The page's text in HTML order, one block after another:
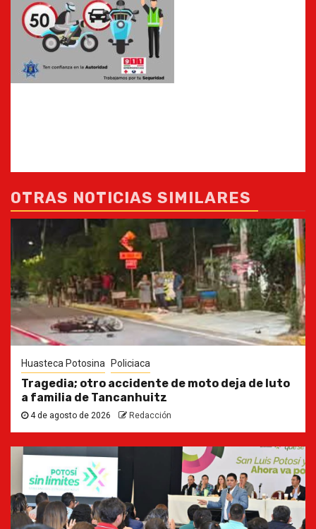
OTRAS NOTICIAS SIMILARES
Huasteca Potosina Policiaca
Tragedia; otro accidente de moto deja de luto
a familia de Tancanhuitz
4 de agosto de 2026 Redacción